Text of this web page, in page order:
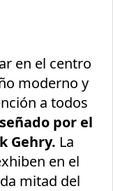
en el centro
moderno y
a todos
por el
Gehry. La
en el
mitad del